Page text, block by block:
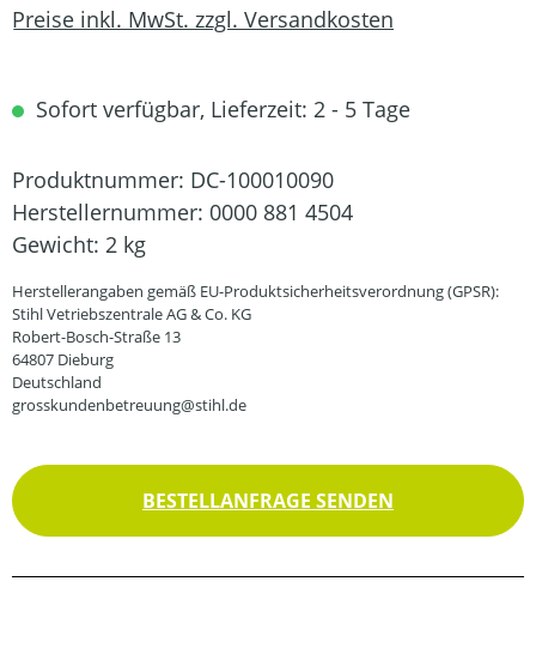
Preise inkl. MwSt. zzgl. Versandkosten
Sofort verfügbar, Lieferzeit: 2 - 5 Tage
Produktnummer: DC-100010090
Herstellernummer: 0000 881 4504
Gewicht: 2 kg
Herstellerangaben gemäß EU-Produktsicherheitsverordnung (GPSR):
Stihl Vetriebszentrale AG & Co. KG
Robert-Bosch-Straße 13
64807 Dieburg
Deutschland
grosskundenbetreuung@stihl.de
BESTELLANFRAGE SENDEN